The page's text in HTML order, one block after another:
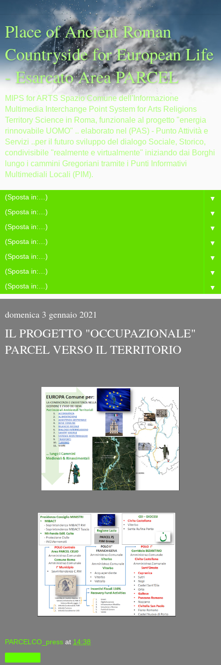
Place of Ancient Roman
Countryside for European Life
- Esarcato Area PARCEL
MIPS for ARTS Spazio Comune dell'Informazione
Multimedia Interchange Point System for Arts Religions
Territory Science in Roma, funzionale al progetto "energia
rinnovabile UOMO" .. elaborato nel (PAS) - Punto Attività e
Servizi ..per il futuro sviluppo del dialogo Sociale, Storico,
condivisibile "realmente e virtualmente" iniziando dai Borghi
lungo i cammini Gregoriani tramite i Punti Informativi
Multimediali Locali (PIM).
▼
▼
▼
▼
▼
▼
▼
domenica 3 gennaio 2021
IL PROGETTO "OCCUPAZIONALE"
PARCEL VERSO IL TERRITORIO
PARCELCO_press at 14:38